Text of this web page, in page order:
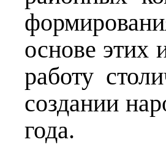
основе этих
работу
создании
года.